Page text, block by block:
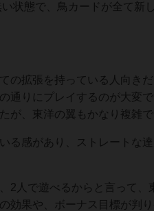
状態で、鳥カードが全て新
の拡張を持っている人向き
通りにプレイするのが大変
が、東洋の翼もかなり複雑で
る感があり、ストレートな
2人で遊べるからと言って、
効果や、ボーナス目標が判